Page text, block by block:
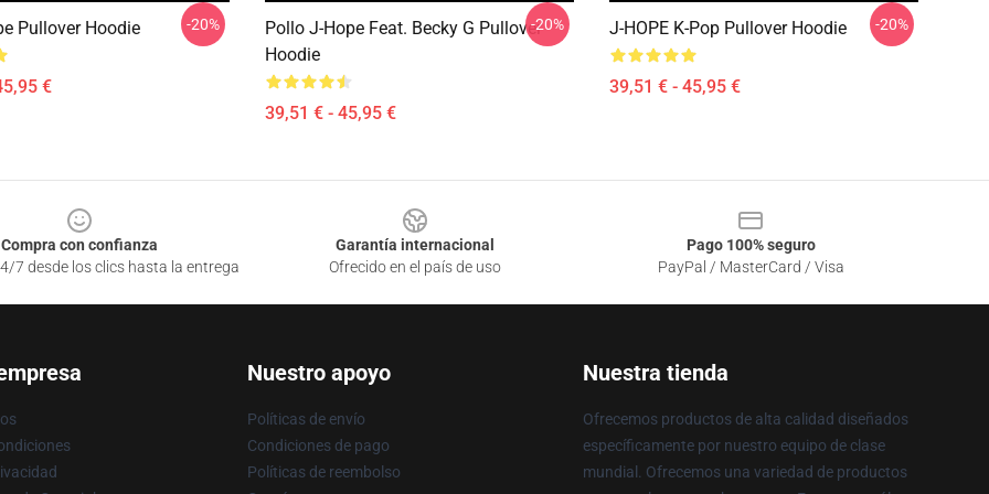
Pullover Hoodie
€
-20%
Pollo J-Hope Feat. Becky G Pullover
Hoodie
39,51 € - 45,95 €
-20% J-HOPE K-Pop Pullover Hoodie
39,51 € - 45,95 €
-20%
Compra con confianza
7 desde los clics hasta la entrega
Garantía internacional
Ofrecido en el país de uso
Pago 100% seguro
PayPal / MasterCard / Visa
Nuestro apoyo
Políticas de envío
Condiciones de pago
Políticas de reembolso
Nuestra tienda
Ofrecemos productos de alta calidad diseñados
específicamente por nuestro equipo de clase
mundial. Ofrecemos una variedad de productos